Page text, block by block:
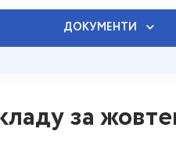
ДОКУМЕНТИ
за